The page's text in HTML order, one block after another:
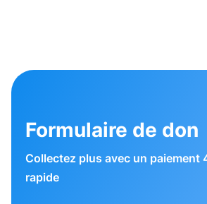
Formulaire de don
Collectez plus avec un paiement
rapide